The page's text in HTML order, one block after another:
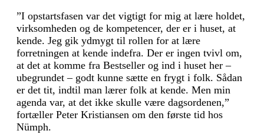
”I opstartsfasen var det vigtigt for mig at lære holdet,
virksomheden og de kompetencer, der er i huset, at
kende. Jeg gik ydmygt til rollen for at lære
forretningen at kende indefra. Der er ingen tvivl om,
at det at komme fra Bestseller og ind i huset her –
ubegrundet – godt kunne sætte en frygt i folk. Sådan
er det tit, indtil man lærer folk at kende. Men min
agenda var, at det ikke skulle være dagsordenen,”
fortæller Peter Kristiansen om den første tid hos
Nümph.